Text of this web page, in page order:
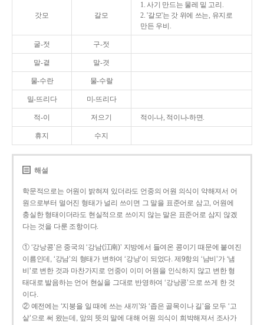
갓모 갈모
1. 사기 만드는 물레 밑 고리.
2. '갈모'는 갓 위에 쓰는, 유지로
만든 우비.
굴-젓 구-젓
말-곁 말-겻
물-수란 물-수랄
밀-뜨리다 미-뜨리다
적-이 저으기 적이-나, 적이나-하면.
휴지 수지
해설
학문적으로는 어원이 밝혀져 있더라도 언중의 어원 의식이 약해져서 어
원으로부터 멀어진 형태가 널리 쓰이면 그 말을 표준어로 삼고, 어원에
충실한 형태이더라도 현실적으로 쓰이지 않는 말은 표준어로 삼지 않겠
다는 것을 다룬 조항이다.
① ‘강낭콩’은 중국의 ‘강남(江南)’ 지방에서 들여온 콩이기 때문에 붙여진
이름인데, ‘강남’의 형태가 변하여 ‘강낭’이 되었다. 제9항의 ‘남비’가 ‘냄
비’로 변한 것과 마찬가지로 언중이 이미 어원을 인식하지 않고 변한 형
태대로 발음하는 언어 현실을 그대로 반영하여 ‘강낭콩’으로 쓰게 한 것
이다.
② 예전에는 ‘지붕을 일 때에 쓰는 새끼’와 ‘좁은 골목이나 길’을 모두 ‘고
샅’으로 써 왔는데, 앞의 뜻의 말에 대해 어원 의식이 희박해져서 조사가